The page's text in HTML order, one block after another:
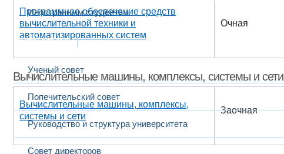
Иностранным студентам
Структура
Ученый совет
Попечительский совет
Руководство и структура университета
Совет директоров
Программное обеспечение средств
вычислительной техники и
автоматизированных систем
Очная
Вычислительные машины, комплексы, системы и сети
Вычислительные машины, комплексы,
системы и сети
Заочная